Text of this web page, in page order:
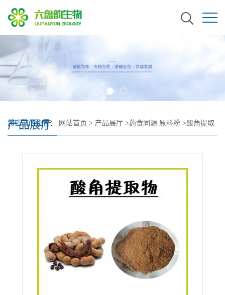
产品展厅
您当前的位置： 网站首页 > 产品展厅 >药食同源 原料粉 >酸角提取